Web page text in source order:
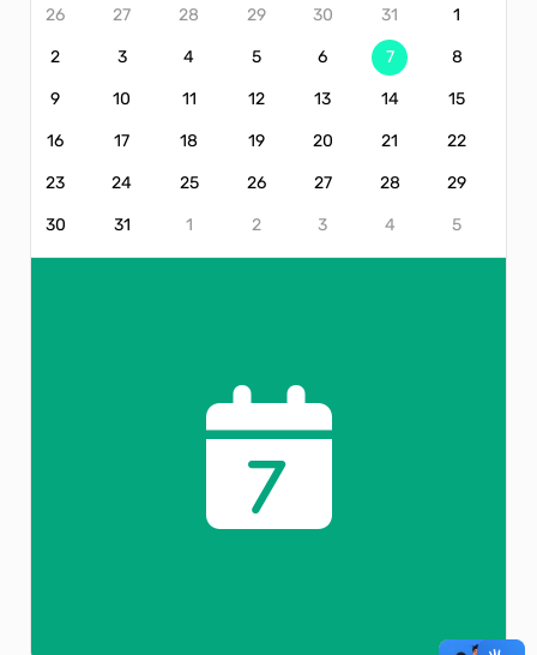
26 27 28 29 30 31 1
2 3 4 5 6 7 8
9 10 11 12 13 14 15
16 17 18 19 20 21 22
23 24 25 26 27 28 29
30 31 1 2 3 4 5
7